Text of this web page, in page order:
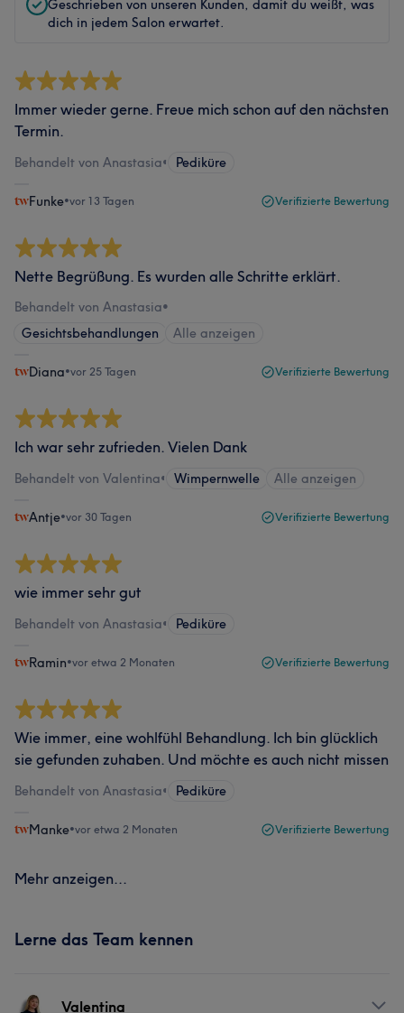
Geschrieben von unseren Kunden, damit du weißt, was
dich in jedem Salon erwartet.
Immer wieder gerne. Freue mich schon auf den nächsten
Termin.
Behandelt von Anastasia• Pediküre
Funke•vor 13 Tagen Verifizierte Bewertung
Nette Begrüßung. Es wurden alle Schritte erklärt.
Behandelt von Anastasia•
Gesichtsbehandlungen
Alle anzeigen
Diana•vor 25 Tagen Verifizierte Bewertung
Ich war sehr zufrieden. Vielen Dank
Behandelt von Valentina• Wimpernwelle Alle anzeigen
Antje•vor 30 Tagen Verifizierte Bewertung
wie immer sehr gut
Behandelt von Anastasia• Pediküre
Ramin•vor etwa 2 Monaten Verifizierte Bewertung
Wie immer, eine wohlfühl Behandlung. Ich bin glücklich
sie gefunden zuhaben. Und möchte es auch nicht missen
Behandelt von Anastasia• Pediküre
Manke•vor etwa 2 Monaten Verifizierte Bewertung
Mehr anzeigen...
Lerne das Team kennen
Valentina